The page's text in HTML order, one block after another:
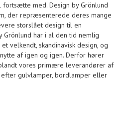
med. Design by Grönlund
der repræsenterede deres mange
storslået design til en
Grönlund har i al den tid nemlig
velkendt, skandinavisk design, og
af igen og igen. Derfor hører
vores primære leverandører af
gulvlamper, bordlamper eller